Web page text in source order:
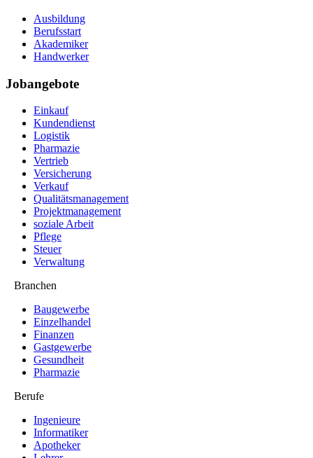
Ausbildung
Berufsstart
Akademiker
Handwerker
Jobangebote
Einkauf
Kundendienst
Logistik
Pharmazie
Vertrieb
Versicherung
Verkauf
Qualitätsmanagement
Projektmanagement
soziale Arbeit
Pflege
Steuer
Verwaltung
Branchen
Baugewerbe
Einzelhandel
Finanzen
Gastgewerbe
Gesundheit
Pharmazie
Berufe
Ingenieure
Informatiker
Apotheker